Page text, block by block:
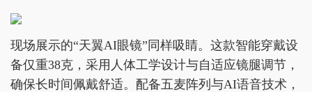
现场展示的“天翼AI眼镜”同样吸睛。这款智能穿戴设
备仅重38克，采用人体工学设计与自适应镜腿调节，
确保长时间佩戴舒适。配备五麦阵列与AI语音技术，